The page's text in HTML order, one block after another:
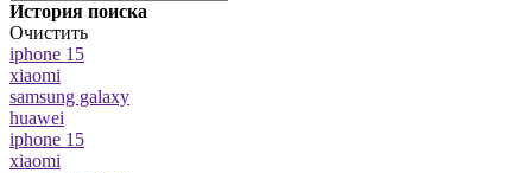
История поиска
Очистить
iphone 15
xiaomi
samsung galaxy
huawei
iphone 15
xiaomi